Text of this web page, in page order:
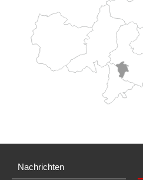
Nachrichten